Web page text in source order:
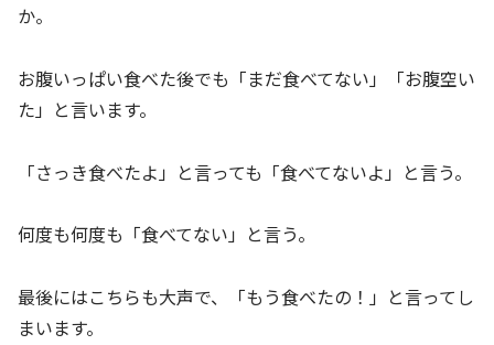
か。
お腹いっぱい食べた後でも「まだ食べてない」「お腹空い
た」と言います。
「さっき食べたよ」と言っても「食べてないよ」と言う。
何度も何度も「食べてない」と言う。
最後にはこちらも大声で、「もう食べたの！」と言ってし
まいます。